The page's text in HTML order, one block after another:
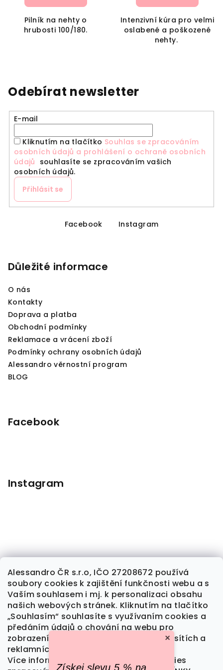
Alessandro ČR s.r.o, IČO 27208672 používá
soubory cookies k zajištění funkčnosti webu a s
Vaším souhlasem i mj. k personalizaci obsahu
našich webových stránek. Kliknutím na tlačítko
„Souhlasím“ souhlasíte s využívaním cookies a
předáním údajů o chování na webu pro
zobrazení cílené reklamy na sociálních sítích a
reklamních sítích na dalších webech.
Více informací o tom, jak soubory cookies
Pilník na nehty o
hrubosti 100/180.
Intenzivní kúra pro velmi
oslabené a poškozené
nehty.
Odebírat newsletter
E-mail
Kliknutím na tlačítko Souhlas se zpracováním
osobních údajů a prohlášení o ochraně osobních
údajů souhlasíte se zpracováním vašich
osobních údajů.
Přihlásit se
Facebook Instagram
Důležité informace
O nás
Kontakty
Doprava a platba
Obchodní podmínky
Reklamace a vrácení zboží
Podmínky ochrany osobních údajů
Alessandro věrnostní program
BLOG
Facebook
Instagram
Sledovat na Instagramu
Kontakt
alessandrocr
Získej slevu 5 % na